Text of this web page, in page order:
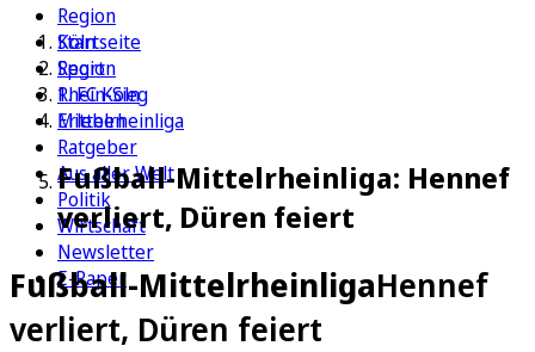
Region
Köln
Sport
1. FC Köln
Erleben
Ratgeber
Aus aller Welt
Politik
Wirtschaft
Newsletter
E-Paper
Startseite
Region
Rhein-Sieg
Mittelrheinliga
Fußball-Mittelrheinliga: Hennef
verliert, Düren feiert
Fußball-MittelrheinligaHennef
verliert, Düren feiert